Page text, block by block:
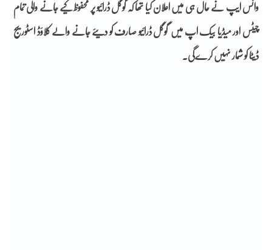
واٹس ایپ نے حال ہی میں اعلان کیا تھا کہ گوگل ڈرائیو پر محفوظ کیے جانے والی تمام
چیٹس اور میڈیا بیک اپ میں گوگل ڈرائیو صارف کو دیئے جانے والے کلاؤڈ اسٹوریج
ڈیٹا کو شمار نہیں کرےگی۔